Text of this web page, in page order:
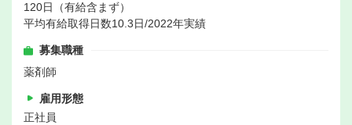
120日（有給含まず）
平均有給取得日数10.3日/2022年実績
募集職種
薬剤師
雇用形態
正社員